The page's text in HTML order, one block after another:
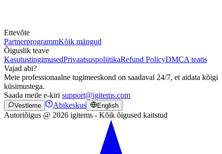
Ettevõte
PartnerprogrammKõik mängud
Õiguslik teave
KasutustingimusedPrivaatsuspoliitikaRefund PolicyDMCA teatis
Vajad abi?
Meie professionaalne tugimeeskond on saadaval 24/7, et aidata kõigi
küsimustega.
Saada meile e-kiri support@igitems.com
Vestleme Abikeskus English
Autoriõigus @ 2026 igitems - Kõik õigused kaitstud